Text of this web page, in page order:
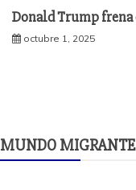
Donald Trump frena
octubre 1, 2025
MUNDO MIGRANTE